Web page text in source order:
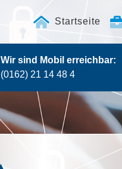
Startseite
Wir sind Mobil erreichbar:
(0162) 21 14 48 4